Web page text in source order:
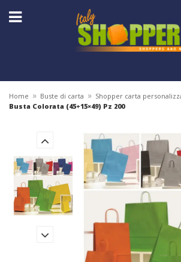
Home » Buste di carta » Shopper carta
Busta Colorata (45+15×49) Pz 200